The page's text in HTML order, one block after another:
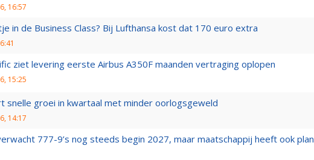
16:57
in de Business Class? Bij Lufthansa kost dat 170 euro extra
ziet levering eerste Airbus A350F maanden vertraging oplopen
15:25
snelle groei in kwartaal met minder oorlogsgeweld
14:17
777-9’s nog steeds begin 2027, maar maatschappij heeft ook plan